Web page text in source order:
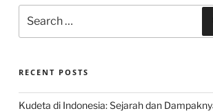
for:
RECENT POSTS
Kudeta di Indonesia: Sejarah dan